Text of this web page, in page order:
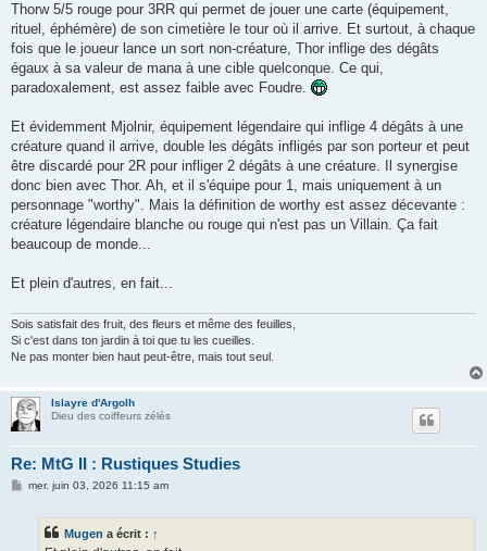
Thorw 5/5 rouge pour 3RR qui permet de jouer une carte (équipement,
rituel, éphémère) de son cimetière le tour où il arrive. Et surtout, à chaque
fois que le joueur lance un sort non-créature, Thor inflige des dégâts
égaux à sa valeur de mana à une cible quelconque. Ce qui,
paradoxalement, est assez faible avec Foudre.
Et évidemment Mjolnir, équipement légendaire qui inflige 4 dégâts à une
créature quand il arrive, double les dégâts infligés par son porteur et peut
être discardé pour 2R pour infliger 2 dégâts à une créature. Il synergise
donc bien avec Thor. Ah, et il s'équipe pour 1, mais uniquement à un
personnage "worthy". Mais la définition de worthy est assez décevante :
créature légendaire blanche ou rouge qui n'est pas un Villain. Ça fait
beaucoup de monde...
Et plein d'autres, en fait...
Sois satisfait des fruit, des fleurs et même des feuilles,
Si c'est dans ton jardin à toi que tu les cueilles.
Ne pas monter bien haut peut-être, mais tout seul.
Islayre d'Argolh
Dieu des coiffeurs zélés
Re: MtG II : Rustiques Studies
Mmer. juin 03, 2026 11:15 am
Mugen a écrit : ↑